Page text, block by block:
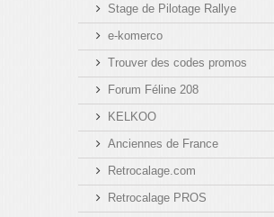
Stage de Pilotage Rallye
e-komerco
Trouver des codes promos
Forum Féline 208
KELKOO
Anciennes de France
Retrocalage.com
Retrocalage PROS